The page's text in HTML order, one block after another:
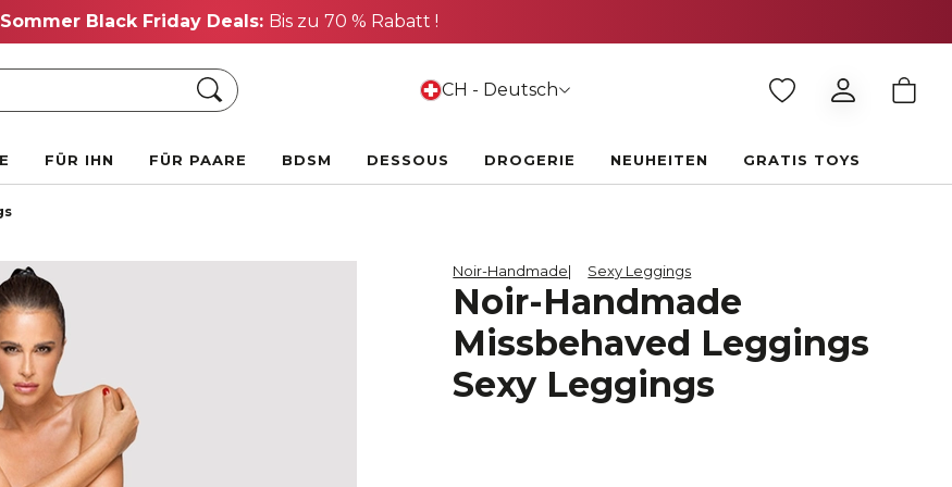
Sommer Black Friday Deals: Bis zu 70 % Rabatt !
Suche CH - Deutsch
FÜR IHN FÜR PAARE BDSM DESSOUS DROGERIE NEUHEITEN GRATIS TOYS
Noir-Handmade Sexy Leggings
Noir-Handmade
Missbehaved Leggings
Sexy Leggings